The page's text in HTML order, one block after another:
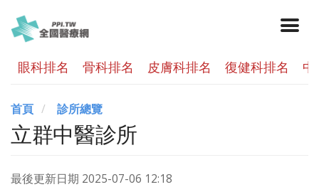
眼科排名 骨科排名 皮膚科排名 復健科排名
首頁 診所總覽
立群中醫診所
最後更新日期 2025-07-06 12:18